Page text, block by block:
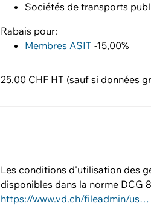
Sociétés de transports
Rabais pour:
Membres ASIT -15,00%
25.00 CHF HT (sauf si données
Les conditions d'utilisation des
disponibles dans la norme DCG
https://www.vd.ch/fileadmin/user_upload/dinf/8000/8401.pdf